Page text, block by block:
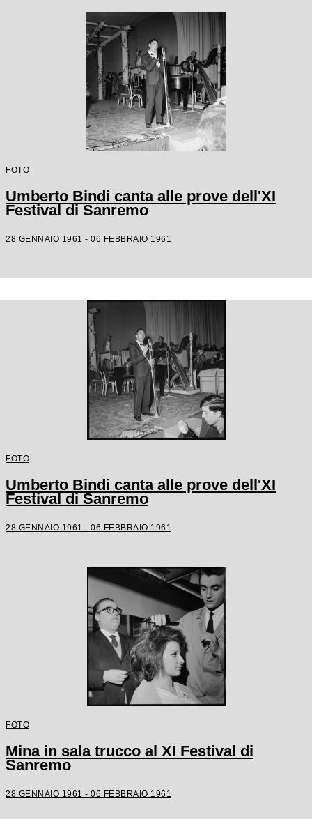
FOTO
Umberto Bindi canta alle prove dell'XI
Festival di Sanremo
28 GENNAIO 1961 - 06 FEBBRAIO 1961
FOTO
Umberto Bindi canta alle prove dell'XI
Festival di Sanremo
28 GENNAIO 1961 - 06 FEBBRAIO 1961
FOTO
Mina in sala trucco al XI Festival di
Sanremo
28 GENNAIO 1961 - 06 FEBBRAIO 1961